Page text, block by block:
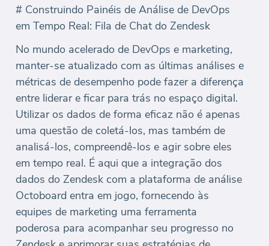
# Construindo Painéis de Análise de DevOps
em Tempo Real: Fila de Chat do Zendesk
No mundo acelerado de DevOps e marketing,
manter-se atualizado com as últimas análises e
métricas de desempenho pode fazer a diferença
entre liderar e ficar para trás no espaço digital.
Utilizar os dados de forma eficaz não é apenas
uma questão de coletá-los, mas também de
analisá-los, compreendê-los e agir sobre eles
em tempo real. É aqui que a integração dos
dados do Zendesk com a plataforma de análise
Octoboard entra em jogo, fornecendo às
equipes de marketing uma ferramenta
poderosa para acompanhar seu progresso no